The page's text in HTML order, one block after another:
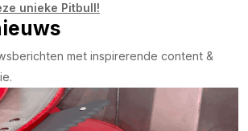
unieke Pitbull!
met inspirerende content &